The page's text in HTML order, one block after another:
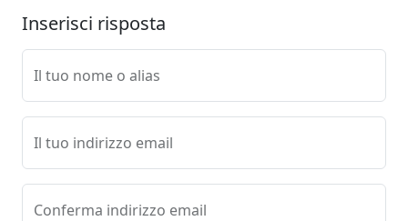
Inserisci risposta
Il tuo nome o alias
Il tuo indirizzo email
Conferma indirizzo email